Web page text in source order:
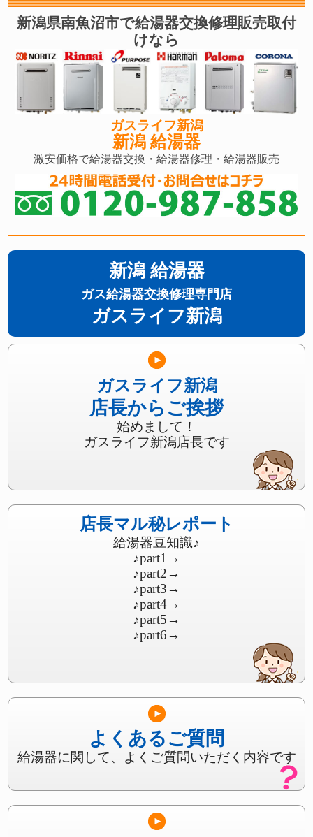
新潟県南魚沼市で給湯器交換修理販売取付
けなら
ガスライフ新潟
新潟 給湯器
激安価格で給湯器交換・給湯器修理・給湯器販売
新潟 給湯器
ガス給湯器交換修理専門店
ガスライフ新潟
ガスライフ新潟
店長からご挨拶
始めまして！
ガスライフ新潟店長です
店長マル秘レポート
給湯器豆知識♪
♪part1 →
♪part2→
♪part3→
♪part4→
♪part5→
♪part6→
よくあるご質問
給湯器に関して、よくご質問いただく内容です